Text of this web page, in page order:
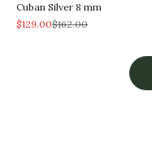
Cuban Silver 8 mm
REA-pris
$129.00Pris
$162.00